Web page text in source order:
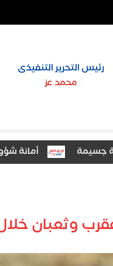
رئيس التحرير التنفيذى
محمد عز
أمانة شؤون